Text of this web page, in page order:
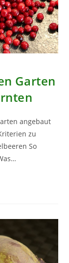
Garten
angebaut
zu
So